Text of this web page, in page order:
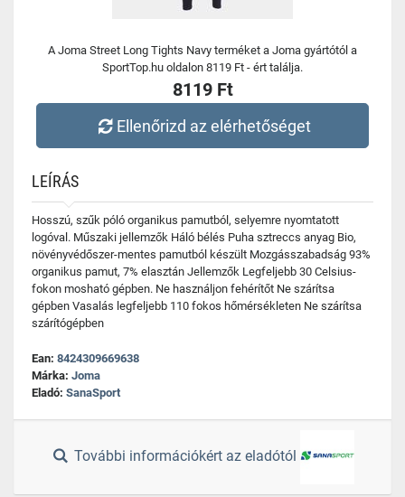
A Joma Street Long Tights Navy terméket a Joma gyártótól a
SportTop.hu oldalon 8119 Ft - ért találja.
8119 Ft
Ellenőrizd az elérhetőséget
LEÍRÁS
Hosszú, szűk póló organikus pamutból, selyemre nyomtatott
logóval. Műszaki jellemzők Háló bélés Puha sztreccs anyag Bio,
növényvédőszer-mentes pamutból készült Mozgásszabadság 93%
organikus pamut, 7% elasztán Jellemzők Legfeljebb 30 Celsius-
fokon mosható gépben. Ne használjon fehérítőt Ne szárítsa
gépben Vasalás legfeljebb 110 fokos hőmérsékleten Ne szárítsa
szárítógépben
Ean: 8424309669638
Márka: Joma
Eladó: SanaSport
További információkért az eladótól